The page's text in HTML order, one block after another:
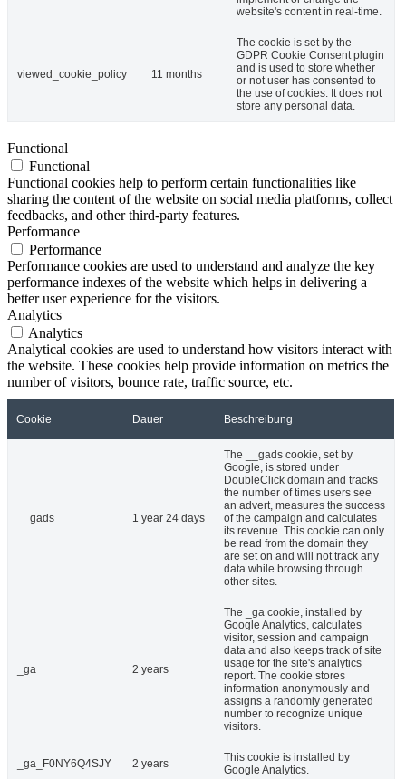
website's content in real-time.
viewed_cookie_policy 11 months
The cookie is set by the
GDPR Cookie Consent plugin
and is used to store whether
or not user has consented to
the use of cookies. It does not
store any personal data.
Functional
Functional
Functional cookies help to perform certain functionalities like
sharing the content of the website on social media platforms, collect
feedbacks, and other third-party features.
Performance
Performance
Performance cookies are used to understand and analyze the key
performance indexes of the website which helps in delivering a
better user experience for the visitors.
Analytics
Analytics
Analytical cookies are used to understand how visitors interact with
the website. These cookies help provide information on metrics the
number of visitors, bounce rate, traffic source, etc.
Cookie Dauer Beschreibung
__gads 1 year 24 days
The __gads cookie, set by
Google, is stored under
DoubleClick domain and tracks
the number of times users see
an advert, measures the success
of the campaign and calculates
its revenue. This cookie can only
be read from the domain they
are set on and will not track any
data while browsing through
other sites.
_ga 2 years
The _ga cookie, installed by
Google Analytics, calculates
visitor, session and campaign
data and also keeps track of site
usage for the site's analytics
report. The cookie stores
information anonymously and
assigns a randomly generated
number to recognize unique
visitors.
_ga_F0NY6Q4SJY 2 years
This cookie is installed by
Google Analytics.